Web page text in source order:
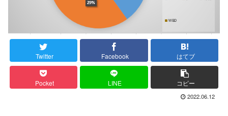
Twitter Facebook はてブ
Pocket LINE コピー
2022.06.12